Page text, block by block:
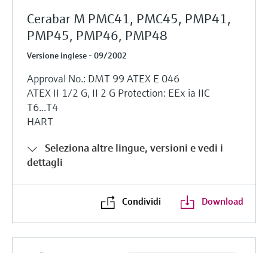
Cerabar M PMC41, PMC45, PMP41,
PMP45, PMP46, PMP48
Versione inglese - 09/2002
Approval No.: DMT 99 ATEX E 046
ATEX II 1/2 G, II 2 G Protection: EEx ia IIC
T6...T4
HART
Seleziona altre lingue, versioni e vedi i
dettagli
Condividi Download